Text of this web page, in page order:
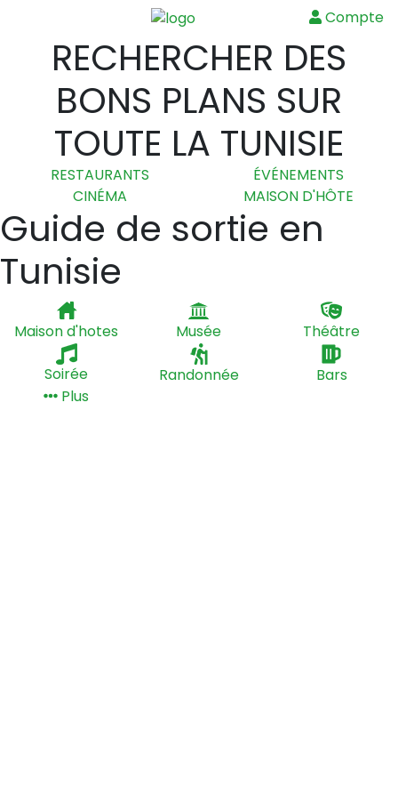
Compte
RECHERCHER DES
BONS PLANS SUR
TOUTE LA TUNISIE
RESTAURANTS
ÉVÉNEMENTS
CINÉMA
MAISON D'HÔTE
Guide de sortie en
Tunisie
Maison d'hotes Musée Théâtre
Soirée Randonnée
Bars
Plus